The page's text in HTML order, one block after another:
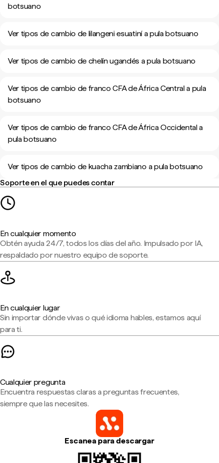
botsuano
Ver tipos de cambio de lilangeni esuatiní a pula botsuano
Ver tipos de cambio de chelín ugandés a pula botsuano
Ver tipos de cambio de franco CFA de África Central a pula
botsuano
Ver tipos de cambio de franco CFA de África Occidental a
pula botsuano
Ver tipos de cambio de kuacha zambiano a pula botsuano
Soporte en el que puedes contar
En cualquier momento
Obtén ayuda 24/7, todos los días del año. Impulsado por IA,
respaldado por nuestro equipo de soporte.
En cualquier lugar
Sin importar dónde vivas o qué idioma hables, estamos aquí
para ti.
Cualquier pregunta
Encuentra respuestas claras a preguntas frecuentes,
siempre que las necesites.
Escanea para descargar